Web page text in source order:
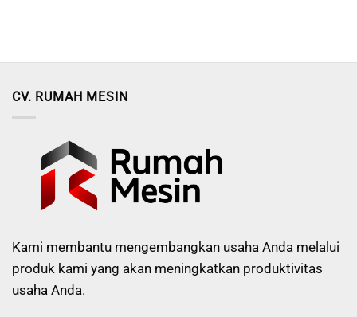
CV. RUMAH MESIN
Kami membantu mengembangkan usaha Anda melalui
produk kami yang akan meningkatkan produktivitas
usaha Anda.